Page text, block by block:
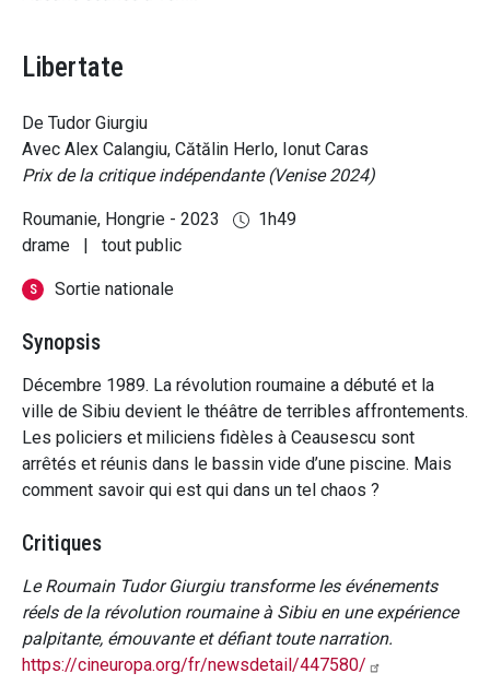
Libertate
De Tudor Giurgiu
Avec Alex Calangiu, Cătălin Herlo, Ionut Caras
Prix de la critique indépendante (Venise 2024)
Roumanie, Hongrie - 2023
1h49
drame
tout public
S Sortie nationale
Synopsis
Décembre 1989. La révolution roumaine a débuté et la
ville de Sibiu devient le théâtre de terribles affrontements.
Les policiers et miliciens fidèles à Ceausescu sont
arrêtés et réunis dans le bassin vide d’une piscine. Mais
comment savoir qui est qui dans un tel chaos ?
Critiques
Le Roumain Tudor Giurgiu transforme les événements
réels de la révolution roumaine à Sibiu en une expérience
palpitante, émouvante et défiant toute narration.
https://cineuropa.org/fr/newsdetail/447580/